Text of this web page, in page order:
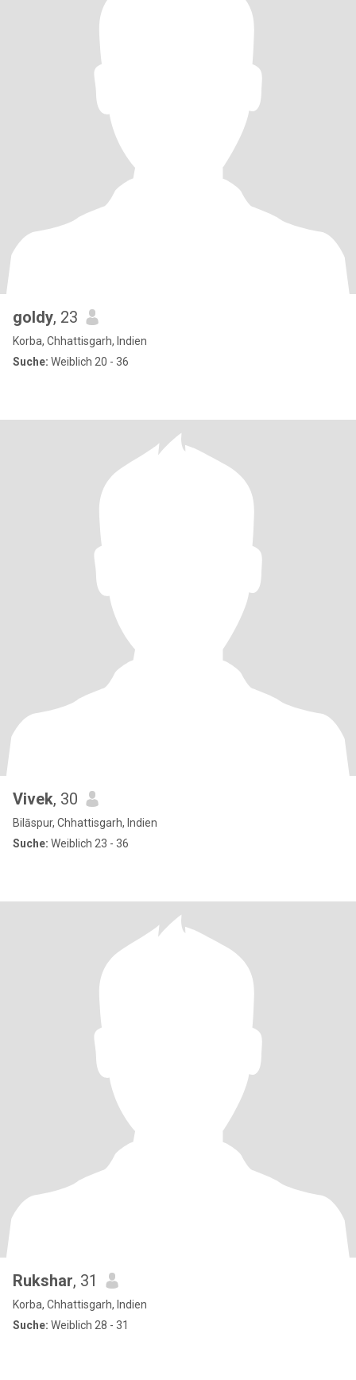
goldy, 23
Korba, Chhattisgarh, Indien
Suche: Weiblich 20 - 36
Vivek, 30
Bilāspur, Chhattisgarh, Indien
Suche: Weiblich 23 - 36
Rukshar, 31
Korba, Chhattisgarh, Indien
Suche: Weiblich 28 - 31